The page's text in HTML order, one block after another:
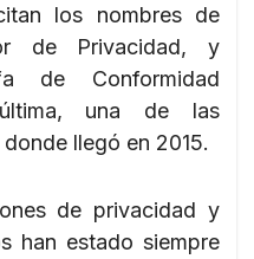
los nombres de
de Privacidad, y
de Conformidad
última, una de las
llegó en 2015.
de privacidad y
han estado siempre